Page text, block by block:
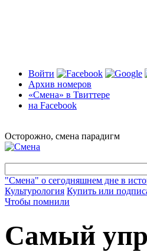
Войти
Архив номеров
«Смена» в Твиттере
на Facebook
Осторожно, смена парадигм
"Смена" о сегодняшнем дне в
Культурология Купить или
Чтобы помнили
Самый